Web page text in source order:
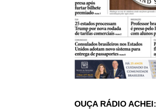
OUÇA RÁDIO ACHEI: